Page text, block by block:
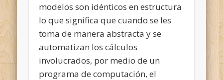
modelos son idénticos en estructura
lo que significa que cuando se les
toma de manera abstracta y se
automatizan los cálculos
involucrados, por medio de un
programa de computación, el